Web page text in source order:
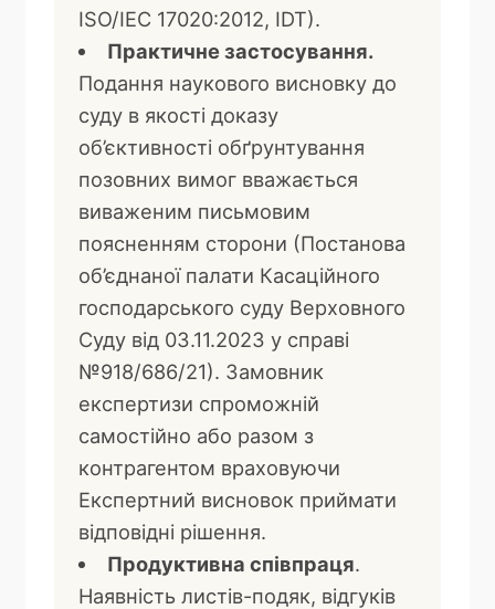
ISO/IEC 17020:2012, IDT).
Практичне застосування.
Подання наукового висновку до
суду в якості доказу
об’єктивності обґрунтування
позовних вимог вважається
виваженим письмовим
поясненням сторони (Постанова
об’єднаної палати Касаційного
господарського суду Верховного
Суду від 03.11.2023 у справі
№918/686/21). Замовник
експертизи спроможній
самостійно або разом з
контрагентом враховуючи
Експертний висновок приймати
відповідні рішення.
Продуктивна співпраця.
Наявність листів-подяк, відгуків